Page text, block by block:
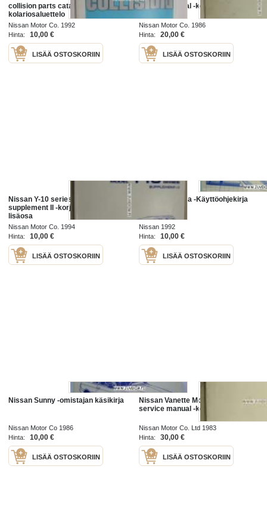
collision parts catalog -
kolariosaluettelo
Nissan Motor Co. 1992
Hinta:
10,00 €
LISÄÄ OSTOSKORIIN
service manual -korjaamokirja
Nissan Motor Co. 1986
Hinta:
20,00 €
LISÄÄ OSTOSKORIIN
Nissan Y-10 series service manual
supplement II -korjaamokirjan
lisäosa
Nissan Motor Co. 1994
Hinta:
10,00 €
LISÄÄ OSTOSKORIIN
Nissan Primera -Käyttöohjekirja
Nissan 1992
Hinta:
10,00 €
LISÄÄ OSTOSKORIIN
Nissan Sunny -omistajan käsikirja
Nissan Motor Co 1986
Hinta:
10,00 €
LISÄÄ OSTOSKORIIN
Nissan Vanette Model C120 Series
service manual -korjaamokirja
Nissan Motor Co. Ltd 1983
Hinta:
30,00 €
LISÄÄ OSTOSKORIIN